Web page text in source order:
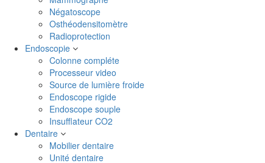
Négatoscope
Osthéodensitomètre
Radioprotection
Endoscopie
Colonne compléte
Processeur video
Source de lumière froide
Endoscope rigide
Endoscope souple
Insufflateur CO2
Dentaire
Mobilier dentaire
Unité dentaire